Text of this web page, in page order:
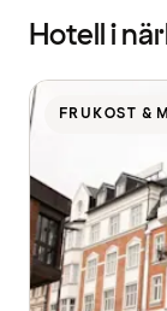
Hotell i
FRUKOST &